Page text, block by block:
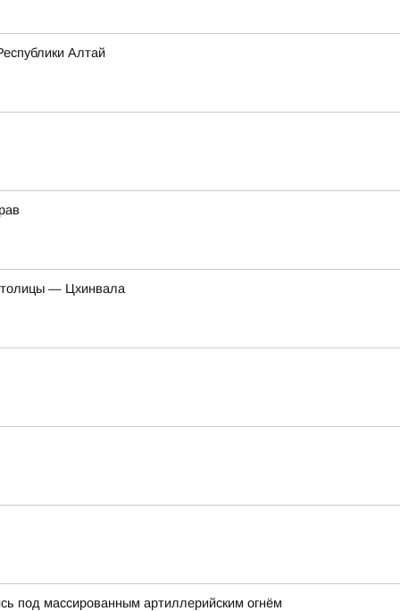
Алтай
— Цхинвала
под массированным артиллерийским огнём